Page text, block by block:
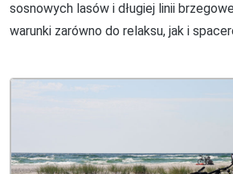
sosnowych lasów i długiej linii
warunki zarówno do relaksu, jak i